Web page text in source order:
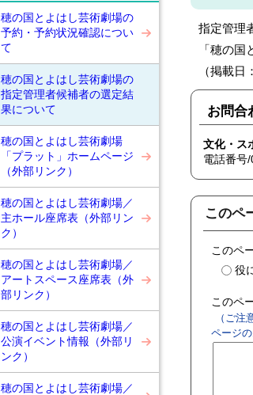
穂の国とよはし芸術劇場の
予約・予約状況確認につい
て
穂の国とよはし芸術劇場の
指定管理者候補者の選定結
果について
穂の国とよはし芸術劇場
「プラット」ホームページ
（外部リンク）
穂の国とよはし芸術劇場／
主ホール座席表（外部リン
ク）
穂の国とよはし芸術劇場／
アートスペース座席表（外
部リンク）
穂の国とよはし芸術劇場／
公演イベント情報（外部リ
ンク）
穂の国とよはし芸術劇場／
指定管理
「穂の
（掲載日
お問合
文化・ス
電話番号/
このペ
このペ
役
このペ
（ご
ページ